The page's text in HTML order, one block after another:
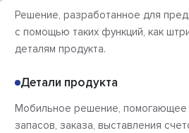
Решение, разработанное для
с помощью таких функций, как
деталям продукта.
Детали продукта
Мобильное решение, помогающее
запасов, заказа, выставления